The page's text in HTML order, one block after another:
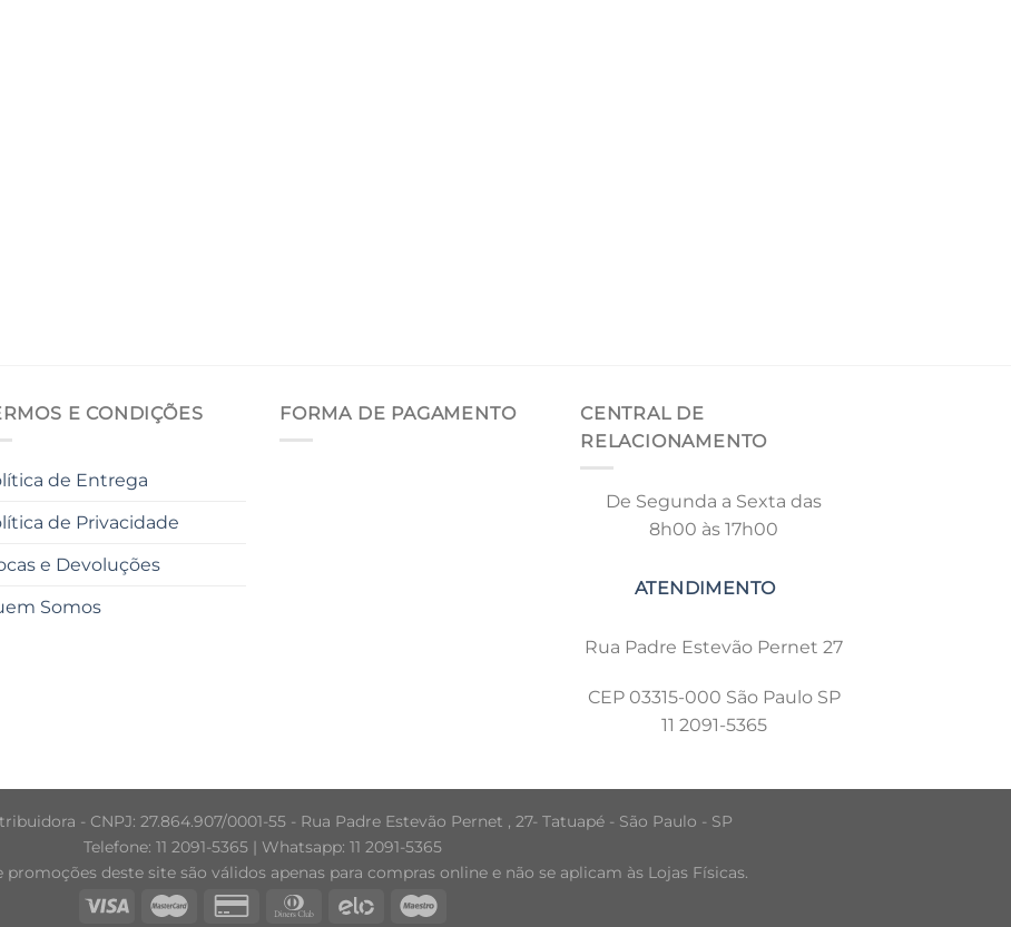
E CONDIÇÕES
de Entrega
de Privacidade
e Devoluções
Somos
FORMA DE PAGAMENTO
CENTRAL DE
RELACIONAMENTO
De Segunda a Sexta das
8h00 às 17h00
Rua Padre Estevão Pernet 27
CEP 03315-000 São Paulo SP
11 2091-5365
- CNPJ: 27.864.907/0001-55 - Rua Padre Estevão Pernet , 27- Tatuapé - São Paulo - SP
Telefone: 11 2091-5365 | Whatsapp: 11 2091-5365
promoções deste site são válidos apenas para compras online e não se aplicam às Lojas Físicas.